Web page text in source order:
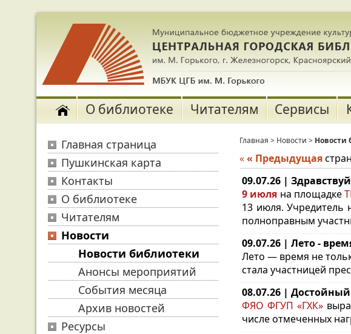
О библиотеке Читателям Сервисы
Главная страница
Пушкинская карта
Контакты
О библиотеке
Читателям
Новости
Новости библиотеки
Анонсы мероприятий
События месяца
Архив новостей
Ресурсы
Главная > Новости > Новости
«« Предыдущая
09.07.26 |
9 июля на площадке
13 июля.
полноправным
09.07.26 | Лето -
Лето — время не
стала участницей
08.07.26 |
ФЯО ФГУП «ГХК»
числе отмеченных